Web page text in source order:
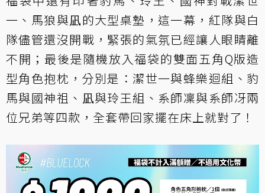
一、馬狼與凪的大型桌墊，這一幕，紅隊與白
隊儘管還沒開戰，緊張的氣氛已經讓人眼睛離
不開；最後是隨機放入福袋的雙面五角Q版造
型角色抱枕，分別是：潔世一與蜂樂迴組、豹
馬與國神祖、凪與玲王組、系師凜與系師冴兩
位兄弟等四款，全套帶回家擺在床上就對了！